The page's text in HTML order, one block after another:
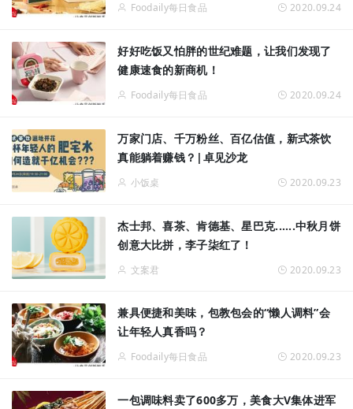
Foodaily每日食品 2020.09.24
好好吃饭又怕胖的世纪难题，让我们发现了
健康速食的新商机！
Foodaily每日食品 2020.09.24
万家门店、千万粉丝、百亿估值，新式茶饮
真能躺着赚钱？|卓见沙龙
小饭桌 2020.09.23
杰士邦、喜茶、肯德基、星巴克......中秋月饼
创意大比拼，李子柒红了！
文案君 2020.09.23
兼具便捷和美味，包教包会的“懒人调料”会
让年轻人真香吗？
Foodaily每日食品 2020.09.23
一包调味料卖了600多万，美食大V集体进军